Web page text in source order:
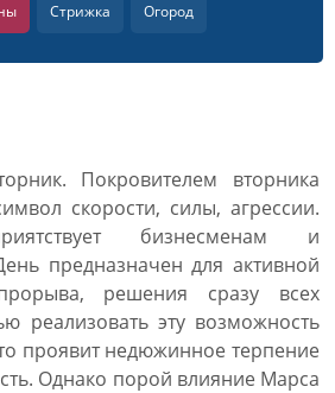
Стрижка Огород
Покровителем вторника
скорости, силы, агрессии.
бизнесменам и
предназначен для активной
решения сразу всех
реализовать эту возможность
проявит недюжинное терпение
Однако порой влияние Марса